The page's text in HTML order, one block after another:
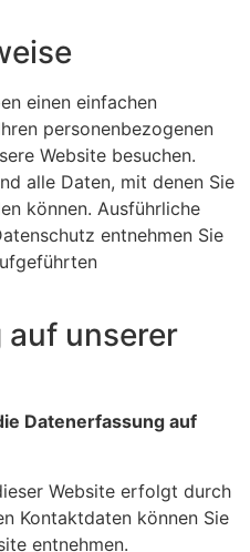
einen einfachen
personenbezogenen
Website besuchen.
alle Daten, mit denen Sie
können. Ausführliche
entnehmen Sie
auf unserer
Datenerfassung auf
Website erfolgt durch
Kontaktdaten können Sie
entnehmen.